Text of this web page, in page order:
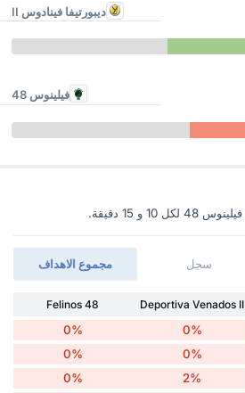
ديبورتيفا فينادوس II
فيلينوس 48
مجموع الاهداف سجل
Deportiva Venados II
Felinos 48
0%
0%
0%
0%
2%
0%